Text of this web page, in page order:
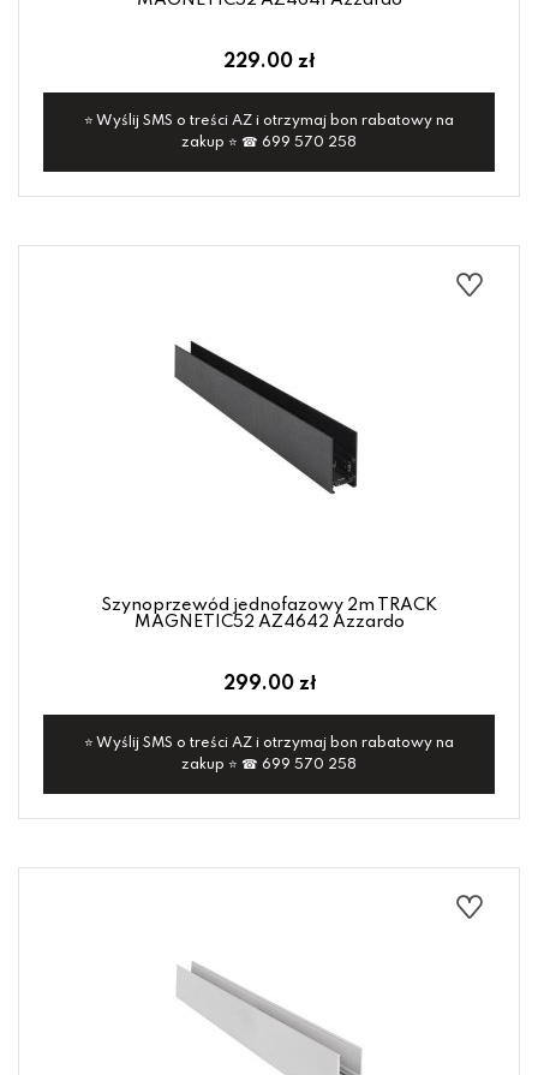
229.00 zł
⭐ Wyślij SMS o treści AZ i otrzymaj bon rabatowy na
zakup ⭐ ☎ 699 570 258
Szynoprzewód jednofazowy 2m TRACK
MAGNETIC52 AZ4642 Azzardo
299.00 zł
⭐ Wyślij SMS o treści AZ i otrzymaj bon rabatowy na
zakup ⭐ ☎ 699 570 258